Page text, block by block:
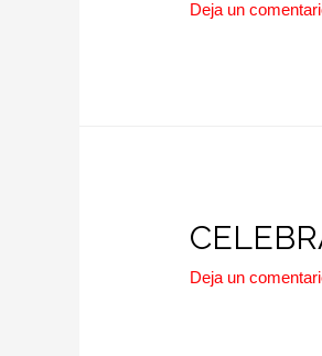
Deja un
Deja un